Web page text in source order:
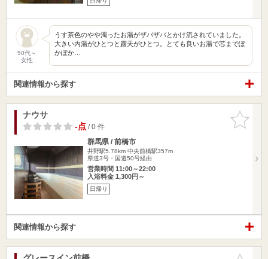
50代～
女性
うす茶色のやや濁ったお湯がザバザバとかけ流されていました。
大きい内湯がひとつと露天がひとつ。とても良いお湯で芯までぽ
かぽか…
関連情報から探す
お気に入
りに追加
ナウサ
-点/ 0 件
群馬県 / 前橋市
井野駅5.78km 中央前橋駅357m
県道3号・国道50号経由
営業時間 11:00～22:00
入浴料金 1,300円～
日帰り
関連情報から探す